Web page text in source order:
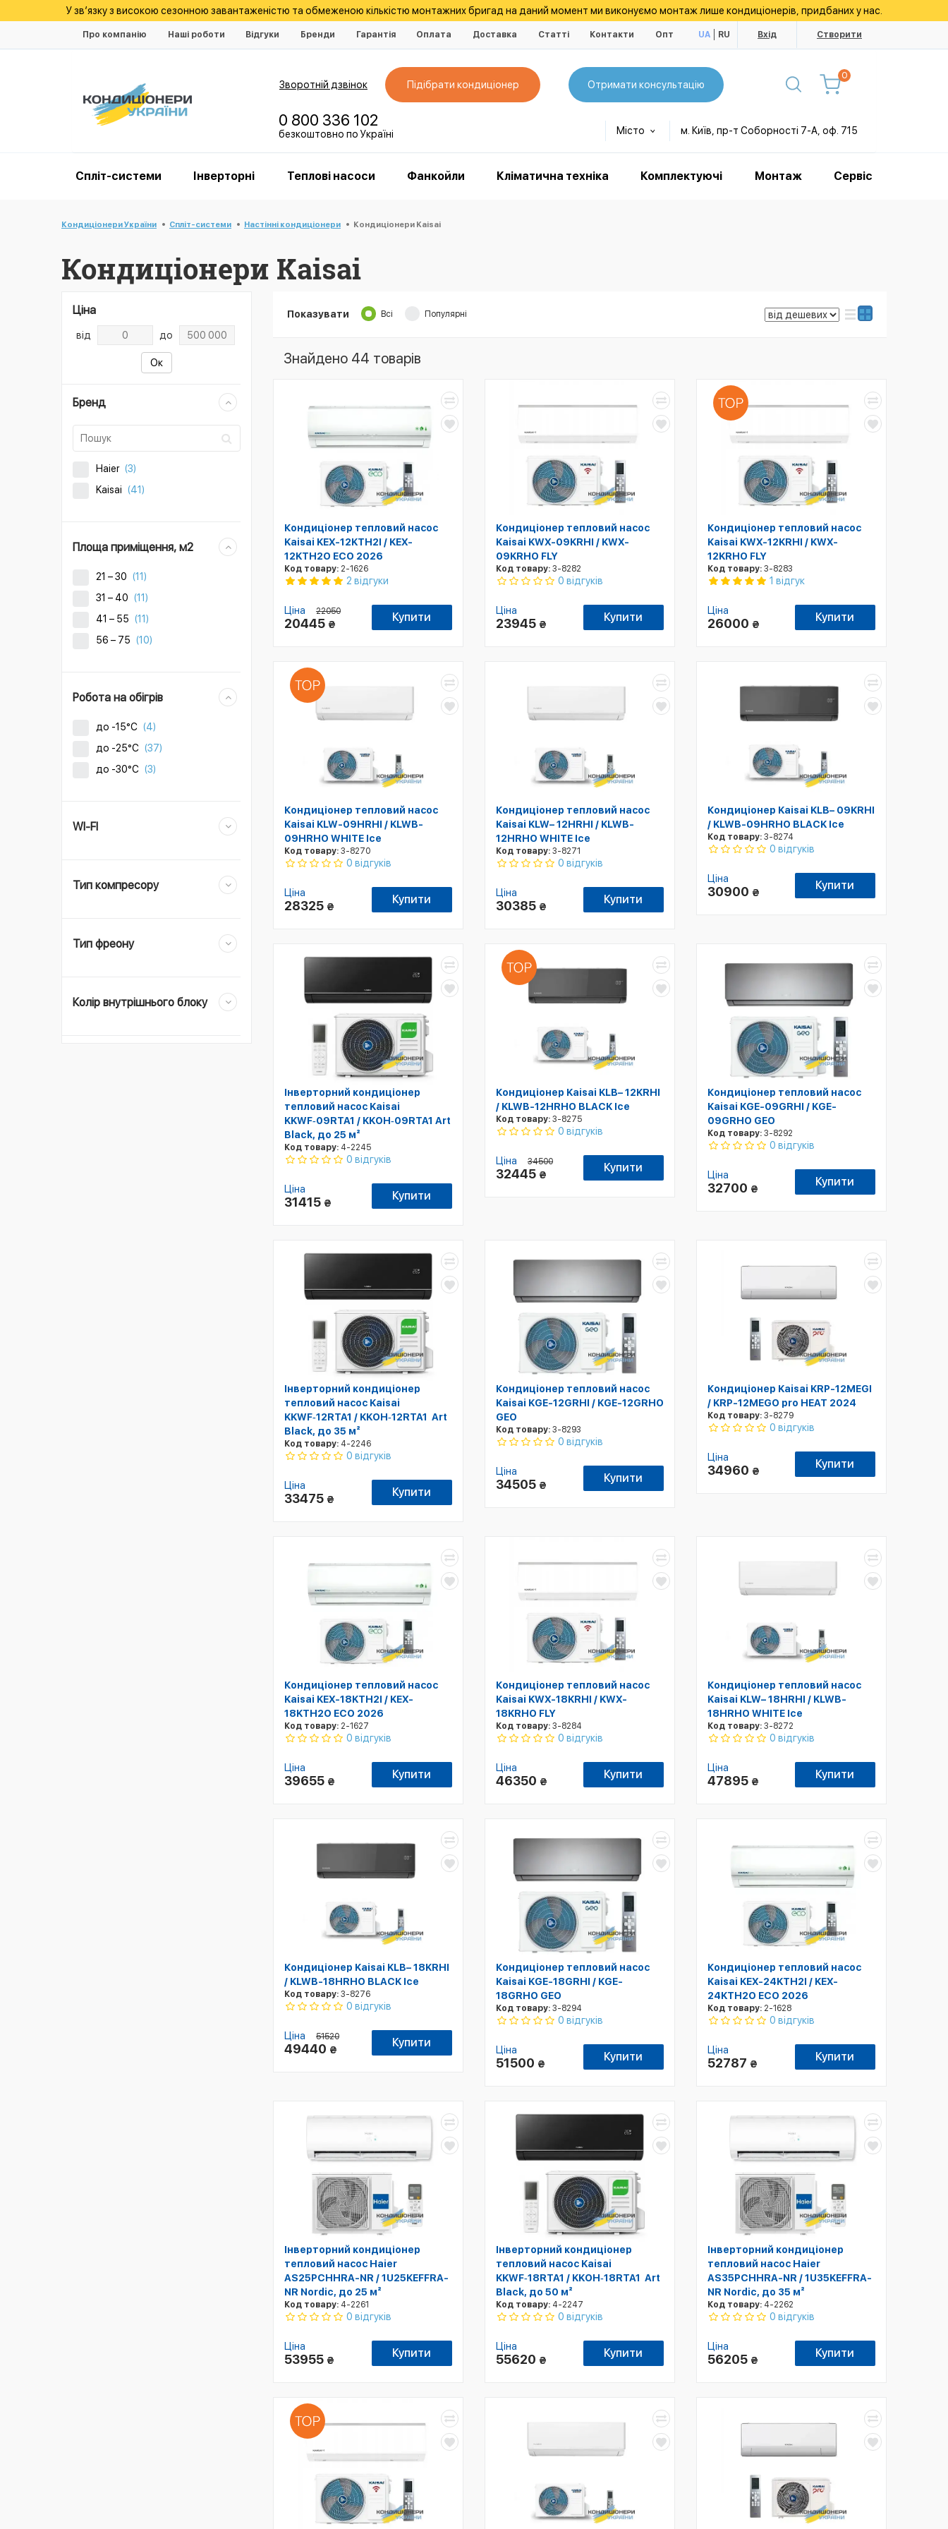
У зв’язку з високою сезонною завантаженістю та обмеженою кількістю монтажних бригад на даний момент ми виконуємо монтаж лише кондиціонерів, придбаних у нас.
Про компанію Наші роботи Відгуки Бренди Гарантія Оплата Доставка Статті Контакти Опт UA RU Вхід Створити
Зворотній дзвінок Підібрати кондиціонер Отримати консультацію
0
0 800 336 102
безкоштовно по Україні Місто м. Київ, пр-т Соборності 7-А, оф. 715
Спліт-системи Інверторні Теплові насоси Фанкойли Кліматична техніка Комплектуючі Монтаж Сервіс
Кондиціонери України Спліт-системи Настінні кондиціонери Кондиціонери Kaisai
Кондиціонери Kaisai
Ціна
від до
Ок
Бренд
Haier (3)
Kaisai (41)
Площа приміщення, м2
21 – 30 (11)
31 – 40 (11)
41 – 55 (11)
56 – 75 (10)
Робота на обігрів
до -15°C (4)
до -25°C (37)
до -30°C (3)
WI-FI
Тип компресору
Тип фреону
Колір внутрішнього блоку
Показувати Всі Популярні
Знайдено 44 товарів
Кондиціонер тепловий насос
Kaisai KEX-12KTH2I / KEX-
12KTH2O ECO 2026
Код товару: 2-1626
2 відгуки
Ціна 22050
20445 ₴
Купити
Кондиціонер тепловий насос
Kaisai KWX-09KRHI / KWX-
09KRHO FLY
Код товару:3-8282
0 відгуків
Ціна
23945 ₴
Купити
Кондиціонер тепловий насос
Kaisai KWX-12KRHI / KWX-
12KRHO FLY
Код товару:3-8283
1 відгук
Ціна
26000 ₴
Купити
Кондиціонер тепловий насос
Kaisai KLW-09HRHI / KLWB-
09HRHO WHITE Ice
Код товару: 3-8270
0 відгуків
Ціна
28325 ₴
Купити
Кондиціонер тепловий насос
Kaisai KLW– 12HRHI / KLWB-
12HRHO WHITE Ice
Код товару:3-8271
0 відгуків
Ціна
30385 ₴
Купити
Кондиціонер Kaisai KLB– 09KRHI
/ KLWB-09HRHO BLACK Ice
Код товару:3-8274
0 відгуків
Ціна
30900 ₴
Купити
Інверторний кондиціонер
тепловий насос Kaisai
KKWF‑09RTA1 / KKOH‑09RTA1 Art
Black, до 25 м²
Код товару: 4-2245
0 відгуків
Ціна
31415 ₴
Купити
Кондиціонер Kaisai KLB– 12KRHI
/ KLWB-12HRHO BLACK Ice
Код товару:3-8275
0 відгуків
Ціна 34500
32445 ₴
Купити
Кондиціонер тепловий насос
Kaisai KGE-09GRHI / KGE-
09GRHO GEO
Код товару:3-8292
0 відгуків
Ціна
32700 ₴
Купити
Інверторний кондиціонер
тепловий насос Kaisai
KKWF‑12RTA1 / KKOH‑12RTA1 Art
Black, до 35 м²
Код товару: 4-2246
0 відгуків
Ціна
33475 ₴
Купити
Кондиціонер тепловий насос
Kaisai KGE-12GRHI / KGE-12GRHO
GEO
Код товару:3-8293
0 відгуків
Ціна
34505 ₴
Купити
Кондиціонер Kaisai KRP-12MEGI
/ KRP-12MEGO pro HEAT 2024
Код товару:3-8279
0 відгуків
Ціна
34960 ₴
Купити
Кондиціонер тепловий насос
Kaisai KEX-18KTH2I / KEX-
18KTH2O ECO 2026
Код товару: 2-1627
0 відгуків
Ціна
39655 ₴
Купити
Кондиціонер тепловий насос
Kaisai KWX-18KRHI / KWX-
18KRHO FLY
Код товару:3-8284
0 відгуків
Ціна
46350 ₴
Купити
Кондиціонер тепловий насос
Kaisai KLW– 18HRHI / KLWB-
18HRHO WHITE Ice
Код товару:3-8272
0 відгуків
Ціна
47895 ₴
Купити
Кондиціонер Kaisai KLB– 18KRHI
/ KLWB-18HRHO BLACK Ice
Код товару: 3-8276
0 відгуків
Ціна 51520
49440 ₴
Купити
Кондиціонер тепловий насос
Kaisai KGE-18GRHI / KGE-
18GRHO GEO
Код товару:3-8294
0 відгуків
Ціна
51500 ₴
Купити
Кондиціонер тепловий насос
Kaisai KEX-24KTH2I / KEX-
24KTH2O ECO 2026
Код товару:2-1628
0 відгуків
Ціна
52787 ₴
Купити
Інверторний кондиціонер
тепловий насос Haier
AS25PCHHRA-NR / 1U25KEFFRA-
NR Nordic, до 25 м²
Код товару: 4-2261
0 відгуків
Ціна
53955 ₴
Купити
Інверторний кондиціонер
тепловий насос Kaisai
KKWF‑18RTA1 / KKOH‑18RTA1 Art
Black, до 50 м²
Код товару:4-2247
0 відгуків
Ціна
55620 ₴
Купити
Інверторний кондиціонер
тепловий насос Haier
AS35PCHHRA-NR / 1U35KEFFRA-
NR Nordic, до 35 м²
Код товару:4-2262
0 відгуків
Ціна
56205 ₴
Купити